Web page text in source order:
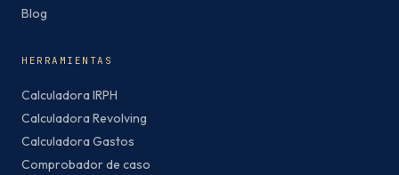
Blog
HERRAMIENTAS
Calculadora IRPH
Calculadora Revolving
Calculadora Gastos
Comprobador de caso